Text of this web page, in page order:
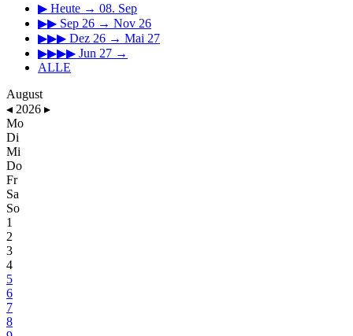
▶ Heute → 08. Sep
▶▶ Sep 26 → Nov 26
▶▶▶ Dez 26 → Mai 27
▶▶▶▶ Jun 27 →
ALLE
August
◂ 2026 ▸
Mo
Di
Mi
Do
Fr
Sa
So
1
2
3
4
5
6
7
8